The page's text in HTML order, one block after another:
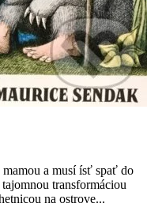
a musí ísť spať do
transformáciou
na ostrove...